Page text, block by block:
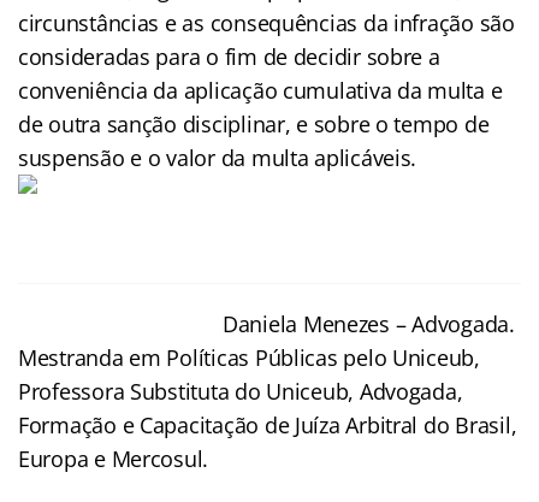
circunstâncias e as consequências da infração são
consideradas para o fim de decidir sobre a
conveniência da aplicação cumulativa da multa e
de outra sanção disciplinar, e sobre o tempo de
suspensão e o valor da multa aplicáveis.
Daniela Menezes – Advogada.
Mestranda em Políticas Públicas pelo Uniceub,
Professora Substituta do Uniceub, Advogada,
Formação e Capacitação de Juíza Arbitral do Brasil,
Europa e Mercosul.